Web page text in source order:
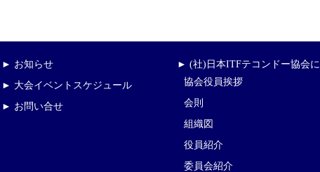
► お知らせ
► 大会イベントスケジュール
► お問い合せ
► (社)日本ITFテコンドー協会
協会役員挨拶
会則
組織図
役員紹介
委員会紹介